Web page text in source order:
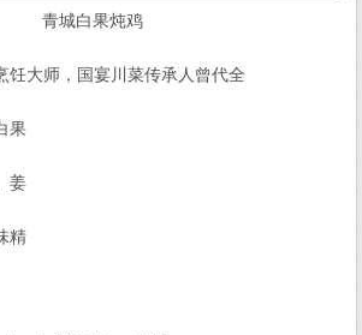
青城白果炖鸡
饪大师，国宴川菜传承人曾代全
果
姜
精